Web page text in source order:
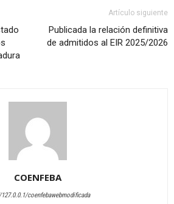
Artículo siguiente
Publicada la relación definitiva
de admitidos al EIR 2025/2026
COENFEBA
coenfebawebmodificada